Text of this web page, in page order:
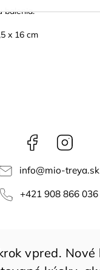
balenia.
x 16 cm
Facebook
info@mio-treya.sk
+421 908 866 036